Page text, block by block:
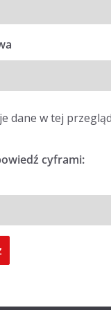
dane w tej
cyframi: